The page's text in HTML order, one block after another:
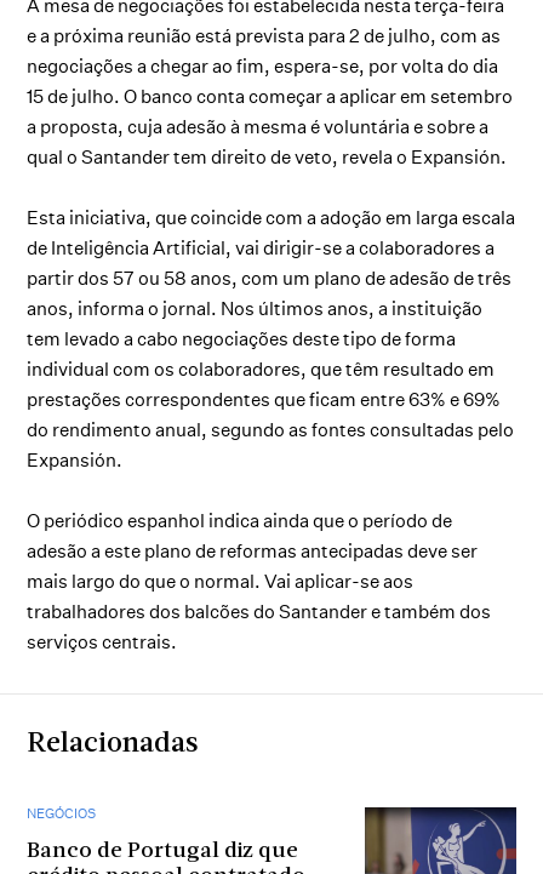
A mesa de negociações foi estabelecida nesta terça-feira
e a próxima reunião está prevista para 2 de julho, com as
negociações a chegar ao fim, espera-se, por volta do dia
15 de julho. O banco conta começar a aplicar em setembro
a proposta, cuja adesão à mesma é voluntária e sobre a
qual o Santander tem direito de veto, revela o Expansión.
Esta iniciativa, que coincide com a adoção em larga escala
de Inteligência Artificial, vai dirigir-se a colaboradores a
partir dos 57 ou 58 anos, com um plano de adesão de três
anos, informa o jornal. Nos últimos anos, a instituição
tem levado a cabo negociações deste tipo de forma
individual com os colaboradores, que têm resultado em
prestações correspondentes que ficam entre 63% e 69%
do rendimento anual, segundo as fontes consultadas pelo
Expansión.
O periódico espanhol indica ainda que o período de
adesão a este plano de reformas antecipadas deve ser
mais largo do que o normal. Vai aplicar-se aos
trabalhadores dos balcões do Santander e também dos
serviços centrais.
Relacionadas
NEGÓCIOS
Banco de Portugal diz que